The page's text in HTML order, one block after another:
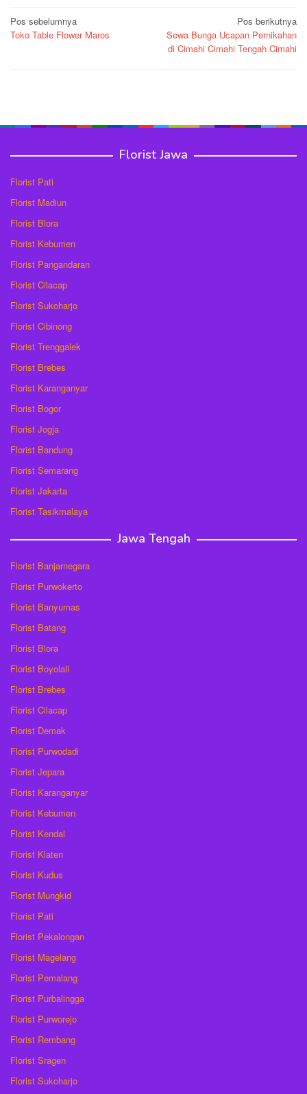
Navigasi
pos
Pos sebelumnya
Toko Table Flower Maros
Pos berikutnya
Sewa Bunga Ucapan Pernikahan
di Cimahi Cimahi Tengah Cimahi
Florist Jawa
Florist Pati
Florist Madiun
Florist Blora
Florist Kebumen
Florist Pangandaran
Florist Cilacap
Florist Sukoharjo
Florist Cibinong
Florist Trenggalek
Florist Brebes
Florist Karanganyar
Florist Bogor
Florist Jogja
Florist Bandung
Florist Semarang
Florist Jakarta
Florist Tasikmalaya
Jawa Tengah
Florist Banjarnegara
Florist Purwokerto
Florist Banyumas
Florist Batang
Florist Blora
Florist Boyolali
Florist Brebes
Florist Cilacap
Florist Demak
Florist Purwodadi
Florist Jepara
Florist Karanganyar
Florist Kebumen
Florist Kendal
Florist Klaten
Florist Kudus
Florist Mungkid
Florist Pati
Florist Pekalongan
Florist Magelang
Florist Pemalang
Florist Purbalingga
Florist Purworejo
Florist Rembang
Florist Sragen
Florist Sukoharjo